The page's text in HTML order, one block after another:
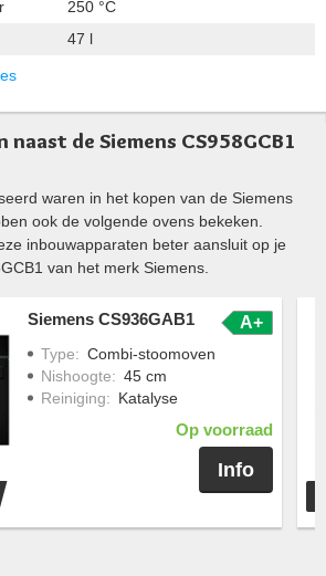
250 °C
47 l
de Siemens CS958GCB1
waren in het kopen van de Siemens
ook de volgende ovens bekeken.
inbouwapparaten beter aansluit op je
van het merk Siemens.
Siemens CS936GAB1 A+
Type: Combi-stoomoven
Nishoogte: 45 cm
Reiniging: Katalyse
Op voorraad
Info